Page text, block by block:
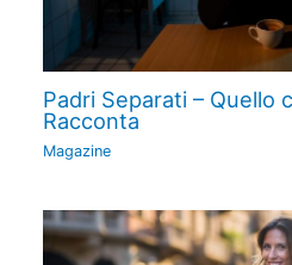
Padri Separati – Quello
Racconta
Magazine